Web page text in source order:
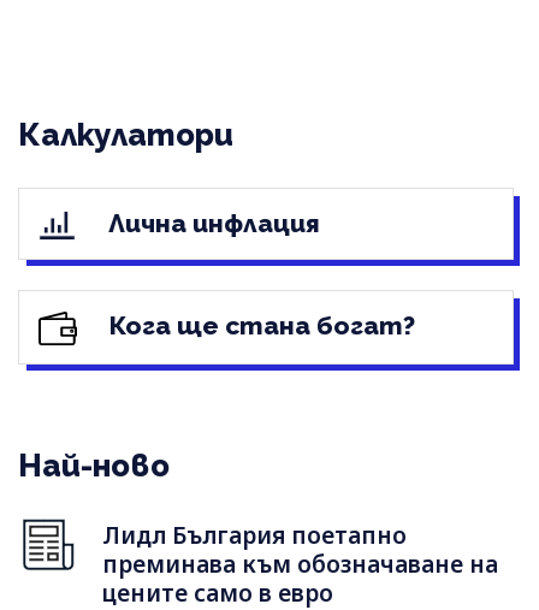
Калкулатори
Лична инфлация
Кога ще стана богат?
Най-ново
Лидл България поетапно
преминава към обозначаване на
цените само в евро